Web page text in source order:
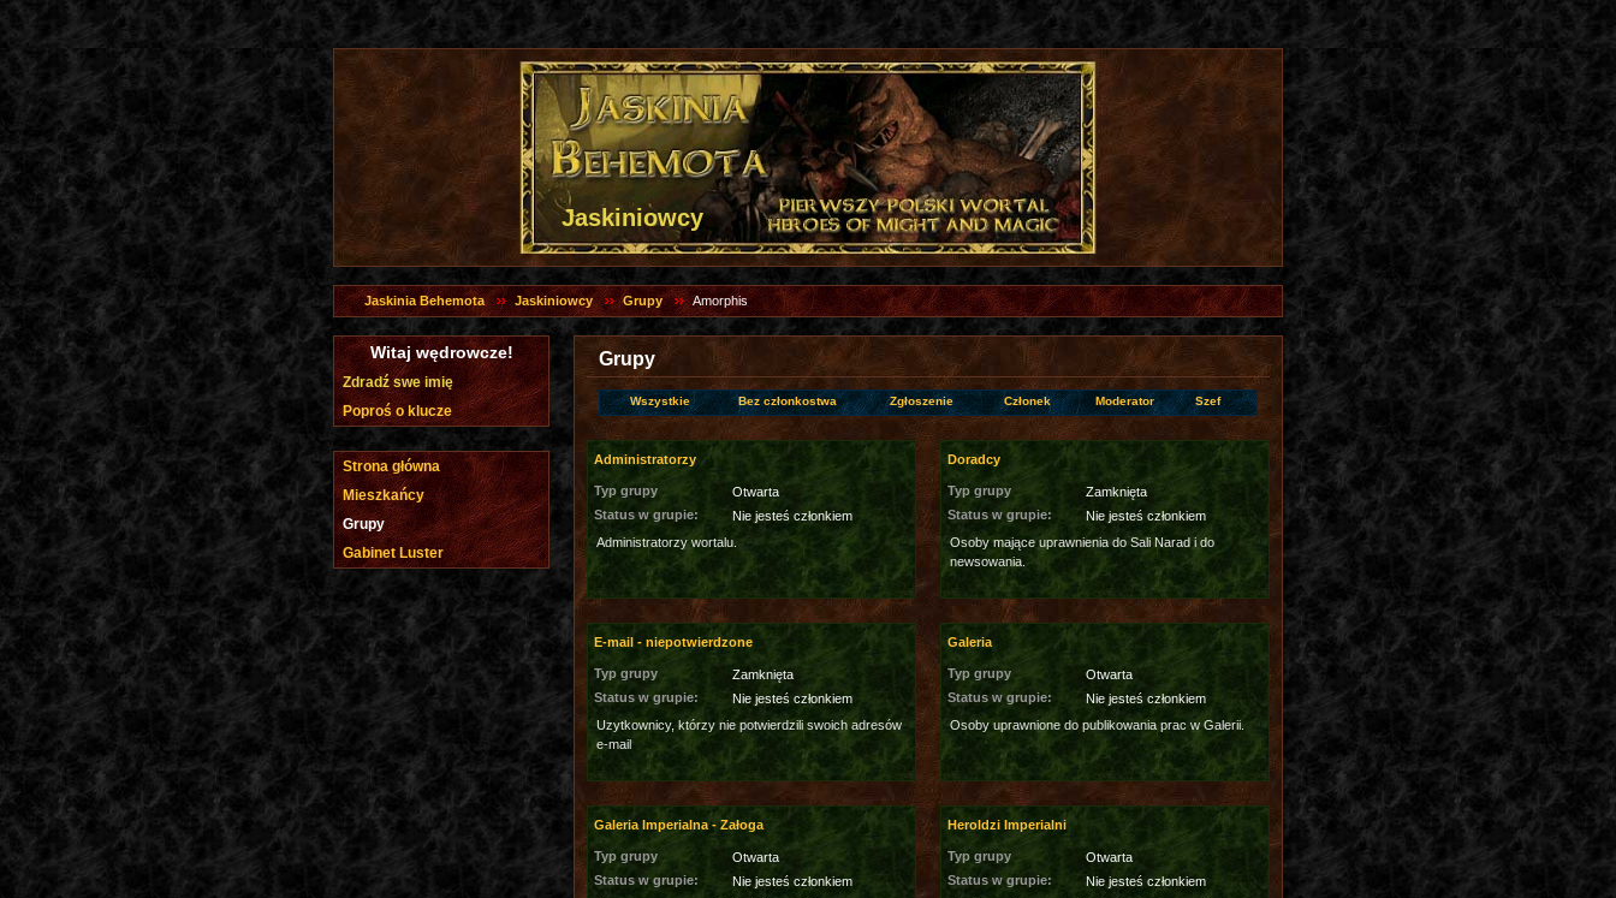
Jaskiniowcy
Jaskinia Behemota Jaskiniowcy Grupy Amorphis
Grupy
Wszystkie Bez członkostwa Zgłoszenie Członek Moderator Szef
Administratorzy
Typ grupy
Otwarta
Status w grupie:
Nie jesteś członkiem
Administratorzy wortalu.
Doradcy
Typ grupy
Zamknięta
Status w grupie:
Nie jesteś członkiem
Osoby mające uprawnienia do Sali Narad i do
newsowania.
E-mail - niepotwierdzone
Typ grupy
Zamknięta
Status w grupie:
Nie jesteś członkiem
Uzytkownicy, którzy nie potwierdzili swoich adresów
e-mail
Galeria
Typ grupy
Otwarta
Status w grupie:
Nie jesteś członkiem
Osoby uprawnione do publikowania prac w Galerii.
Galeria Imperialna - Załoga
Typ grupy
Otwarta
Status w grupie:
Nie jesteś członkiem
Heroldzi Imperialni
Typ grupy
Otwarta
Status w grupie:
Nie jesteś członkiem
Witaj wędrowcze!
Zdradź swe imię
Poproś o klucze
Strona główna
Mieszkańcy
Grupy
Gabinet Luster